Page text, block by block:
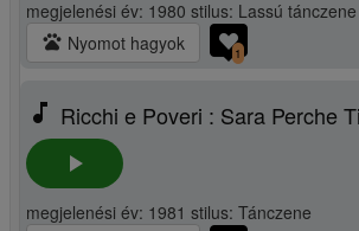
megjelenési év: 1980 stilus: Lassú tánczene
pets Nyomot hagyok 1
music_note Ricchi e Poveri : Sara Perche
play_arrow
megjelenési év: 1981 stilus: Tánczene